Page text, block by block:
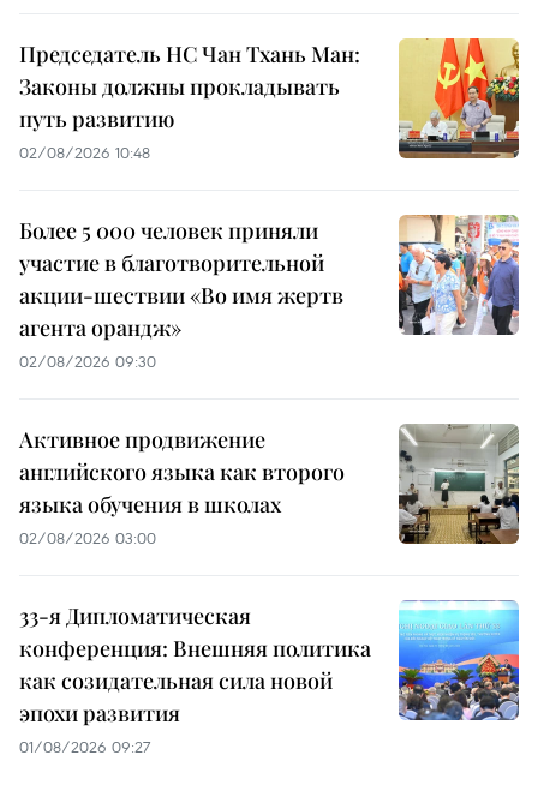
Председатель НС Чан Тхань Ман:
Законы должны прокладывать
путь развитию
02/08/2026 10:48
Более 5 000 человек приняли
участие в благотворительной
акции-шествии «Во имя жертв
агента орандж»
02/08/2026 09:30
Активное продвижение
английского языка как второго
языка обучения в школах
02/08/2026 03:00
33-я Дипломатическая
конференция: Внешняя политика
как созидательная сила новой
эпохи развития
01/08/2026 09:27